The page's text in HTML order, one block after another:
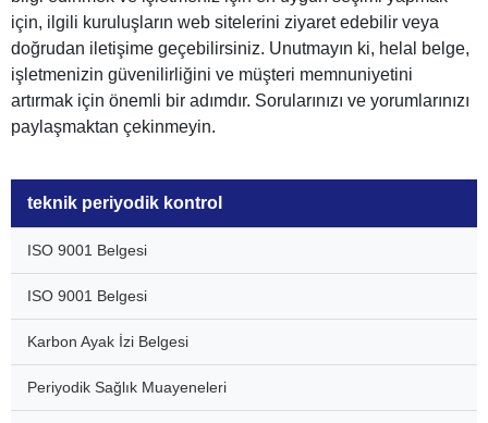
teknik periyodik kontrol
ISO 9001 Belgesi
ISO 9001 Belgesi
Karbon Ayak İzi Belgesi
Periyodik Sağlık Muayeneleri
için, ilgili kuruluşların web sitelerini ziyaret edebilir veya
doğrudan iletişime geçebilirsiniz. Unutmayın ki, helal belge,
işletmenizin güvenilirliğini ve müşteri memnuniyetini
artırmak için önemli bir adımdır. Sorularınızı ve yorumlarınızı
paylaşmaktan çekinmeyin.